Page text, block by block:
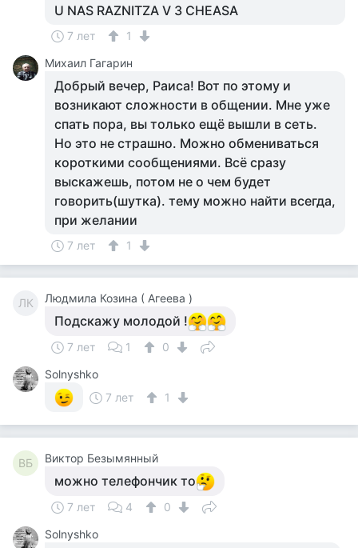
U NAS RAZNITZA V 3 CHEASA
7 лет
1
Михаил Гагарин
Добрый вечер, Раиса! Вот по этому и
возникают сложности в общении. Мне уже
спать пора, вы только ещё вышли в сеть.
Но это не страшно. Можно обмениваться
короткими сообщениями. Всё сразу
выскажешь, потом не о чем будет
говорить(шутка). тему можно найти всегда,
при желании
7 лет 1
ЛК Людмила Козина ( Агеева )
Подскажу молодой !
7 лет 1
0
Solnyshko
7 лет
1
ВБ Виктор Безымянный
можно телефончик то
7 лет 4
0
Solnyshko